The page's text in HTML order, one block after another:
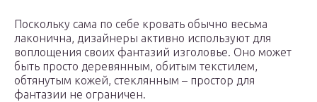
Поскольку сама по себе кровать обычно весьма
лаконична, дизайнеры активно используют для
воплощения своих фантазий изголовье. Оно может
быть просто деревянным, обитым текстилем,
обтянутым кожей, стеклянным – простор для
фантазии не ограничен.